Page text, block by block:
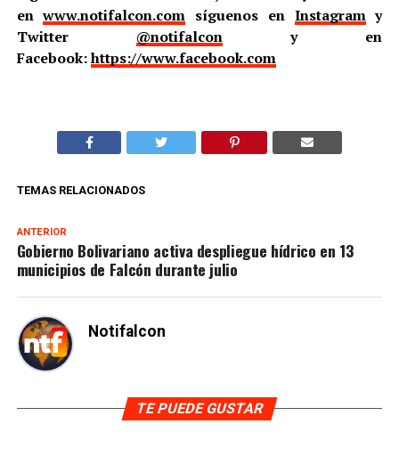
enwww.notifalcon.com síguenos en Instagramy
Twitter @notifalcony en
Facebook:https://www.facebook.com
TEMAS RELACIONADOS
ANTERIOR
Gobierno Bolivariano activa despliegue hídrico en 13
municipios de Falcón durante julio
Notifalcon
TE PUEDE GUSTAR